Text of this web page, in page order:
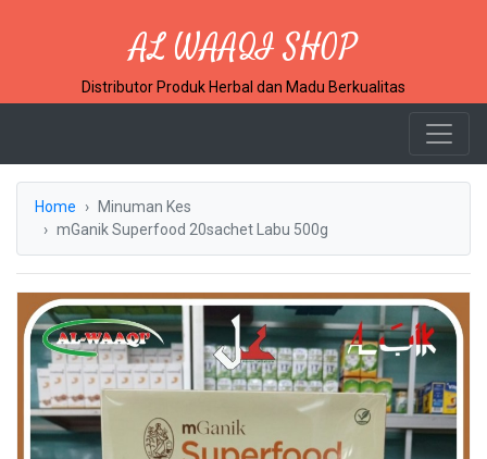
AL WAAQI SHOP
Distributor Produk Herbal dan Madu Berkualitas
Home
Minuman Kes
mGanik Superfood 20sachet Labu 500g